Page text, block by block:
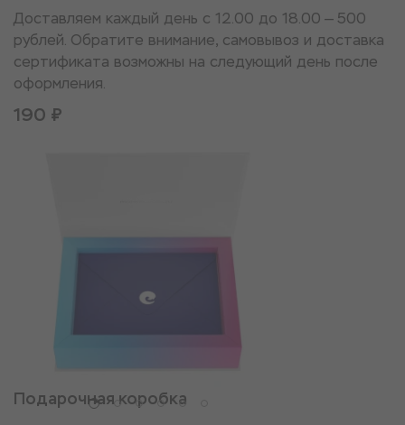
Доставляем каждый день с 12.00 до 18.00 — 500
рублей. Обратите внимание, самовывоз и доставка
сертификата возможны на следующий день после
оформления.
190 ₽
Подарочная коробка